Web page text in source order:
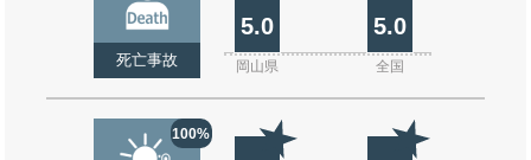
死亡事故
5.0 5.0
岡山県 全国
100%